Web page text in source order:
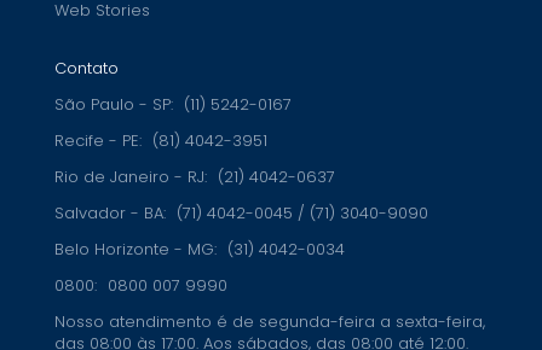
Web Stories
Contato
São Paulo - SP: (11) 5242-0167
Recife - PE: (81) 4042-3951
Rio de Janeiro - RJ: (21) 4042-0637
Salvador - BA: (71) 4042-0045 / (71) 3040-9090
Belo Horizonte - MG: (31) 4042-0034
0800: 0800 007 9990
Nosso atendimento é de segunda-feira a sexta-feira,
das 08:00 às 17:00. Aos sábados, das 08:00 até 12:00.